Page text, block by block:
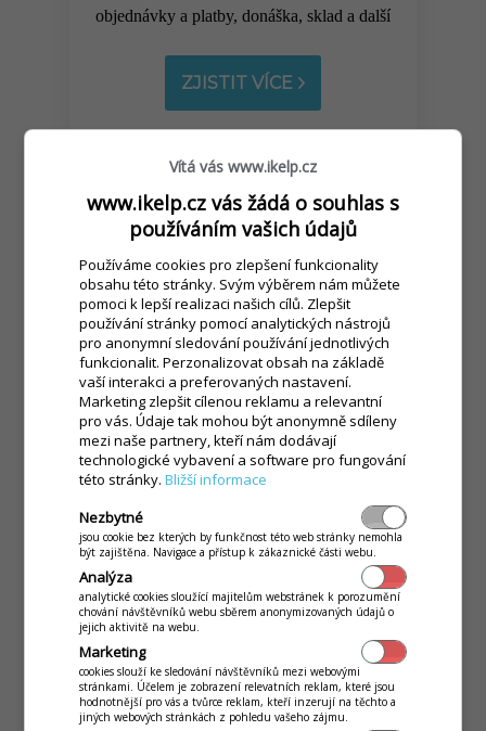
objednávky a platby, donáška, sklad a další
ZJISTIT VÍCE
PRO SLUŽBY
Vzdálená správa, reporty, rychlý prodej,
jednoduchá administrativa a další
ZJISTIT VÍCE
Vítá vás www.ikelp.cz
www.ikelp.cz vás žádá o souhlas s
používáním vašich údajů
Používáme cookies pro zlepšení funkcionality
obsahu této stránky. Svým výběrem nám můžete
pomoci k lepší realizaci našich cílů. Zlepšit
používání stránky pomocí analytických nástrojů
pro anonymní sledování používání jednotlivých
funkcionalit. Perzonalizovat obsah na základě
vaší interakci a preferovaných nastavení.
Marketing zlepšit cílenou reklamu a relevantní
pro vás. Údaje tak mohou být anonymně sdíleny
mezi naše partnery, kteří nám dodávají
technologické vybavení a software pro fungování
této stránky.Bližší informace
Nezbytné
jsou cookie bez kterých by funkčnost této web stránky nemohla
být zajištěna. Navigace a přístup k zákaznické části webu.
Analýza
analytické cookies sloužící majitelům webstránek k porozumění
chování návštěvníků webu sběrem anonymizovaných údajů o
jejich aktivitě na webu.
Marketing
cookies slouží ke sledování návštěvníků mezi webovými
stránkami. Účelem je zobrazení relevatních reklam, které jsou
hodnotnější pro vás a tvůrce reklam, kteří inzerují na těchto a
jiných webových stránkách z pohledu vašeho zájmu.